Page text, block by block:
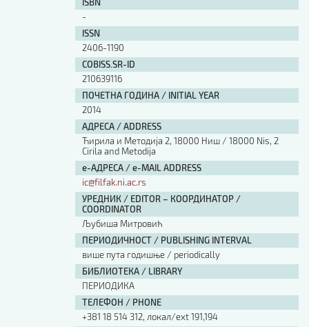
-
ISSN
2406-1190
COBISS.SR-ID
210639116
ПОЧЕТНА ГОДИНА / INITIAL YEAR
2014
АДРЕСА / ADDRESS
Ћирила и Методија 2, 18000 Ниш / 18000 Nis, 2
Cirila and Metodija
е-АДРЕСА / e-MAIL ADDRESS
ic@filfak.ni.ac.rs
УРЕДНИК / EDITOR – КООРДИНАТОР /
COORDINATOR
Љубиша Митровић
ПЕРИОДИЧНОСТ / PUBLISHING INTERVAL
више пута годишње / periodically
БИБЛИОТЕКА / LIBRARY
ПЕРИОДИКА
ТЕЛЕФОН / PHONE
+381 18 514 312, локал/ext 191,194